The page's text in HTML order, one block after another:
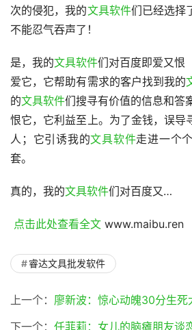
次的侵犯，我的文具软件们已经选择
不能忍气吞声了！
是，我的文具软件们对百度即爱又恨
爱它，它帮助有需求的客户找到我的
的文具软件们搜寻有价值的信息和答
恨它，它利益至上。为了金钱，误导
人；它引诱我的文具软件走进一个
套。
真的，我的文具软件们对百度又…
点击此处查看全文 www.maibu.ren
睿达文具批发软件
上一个： 廖新波：惊心动魄30分生死
下一个： 任菲莉：女儿的脑瘫朋友谈